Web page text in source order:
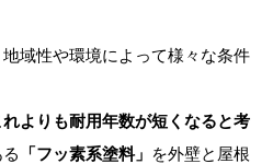
域性や環境によって様々な条件
よりも耐用年数が短くなると考
「フッ素系塗料」 を外壁と屋根